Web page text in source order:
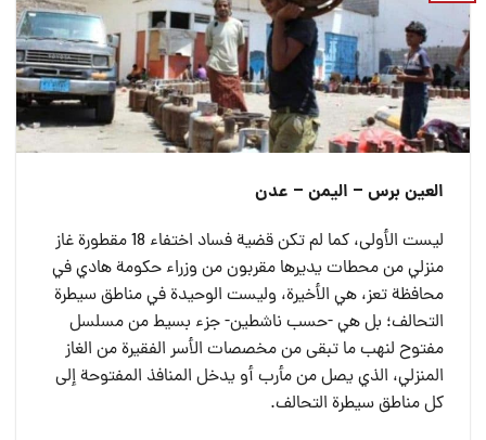
العين برس – اليمن – عدن
ليست الأولى، كما لم تكن قضية فساد اختفاء 18 مقطورة غاز
منزلي من محطات يديرها مقربون من وزراء حكومة هادي في
محافظة تعز، هي الأخيرة، وليست الوحيدة في مناطق سيطرة
التحالف؛ بل هي -حسب ناشطين- جزء بسيط من مسلسل
مفتوح لنهب ما تبقى من مخصصات الأسر الفقيرة من الغاز
المنزلي، الذي يصل من مأرب أو يدخل المنافذ المفتوحة إلى
كل مناطق سيطرة التحالف.